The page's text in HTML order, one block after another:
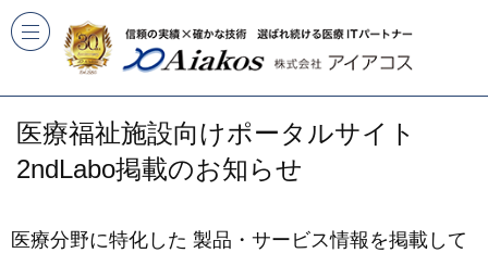
医療福祉施設向けポータルサイト
2ndLabo掲載のお知らせ
医療分野に特化した 製品・サービス情報を掲載して